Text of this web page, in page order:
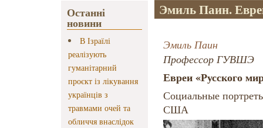
Останні
новини
В Ізраїлі
реалізують
гуманітарний
проєкт із лікування
українців з
травмами очей та
обличчя внаслідок
Эмиль Паин.
Эмиль Паин
Профессор ГУВШЭ
Евреи «Русского
Социальные
США